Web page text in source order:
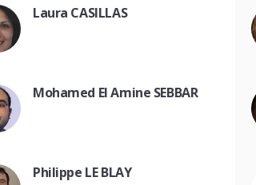
Laura CASILLAS
Mohamed El Amine SEBBAR
Philippe LE BLAY